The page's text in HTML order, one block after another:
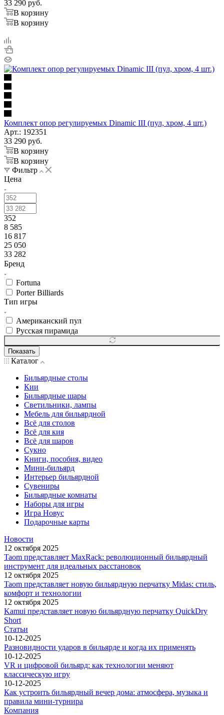
33 290 руб.
В корзину
В корзину
Комплект опор регулируемых Dinamic III (пул, хром, 4 шт.)
Арт.: 192351
33 290 руб.
В корзину
В корзину
Фильтр
Цена
352
8 585
16 817
25 050
33 282
Бренд
Fortuna
Porter Billiards
Тип игры
Американский пул
Русская пирамида
Показать
Каталог
Бильярдные столы
Кии
Бильярдные шары
Светильники, лампы
Мебель для бильярдной
Всё для столов
Всё для кия
Всё для шаров
Сукно
Книги, пособия, видео
Мини-бильярд
Интерьер бильярдной
Сувениры
Бильярдные комнаты
Наборы для игры
Игра Новус
Подарочные карты
Новости
12 октября 2025
Taom представляет MaxRack: революционный бильярдный
инструмент для идеальных расстановок
12 октября 2025
Taom представляет новую бильярдную перчатку Midas: стиль,
комфорт и технологии
12 октября 2025
Kamui представляет новую бильярдную перчатку QuickDry
Short
Статьи
10-12-2025
Разновидности ударов в бильярде и когда их применять
10-12-2025
VR и цифровой бильярд: как технологии меняют
классическую игру
10-12-2025
Как устроить бильярдный вечер дома: атмосфера, музыка и
правила мини-турнира
Компания